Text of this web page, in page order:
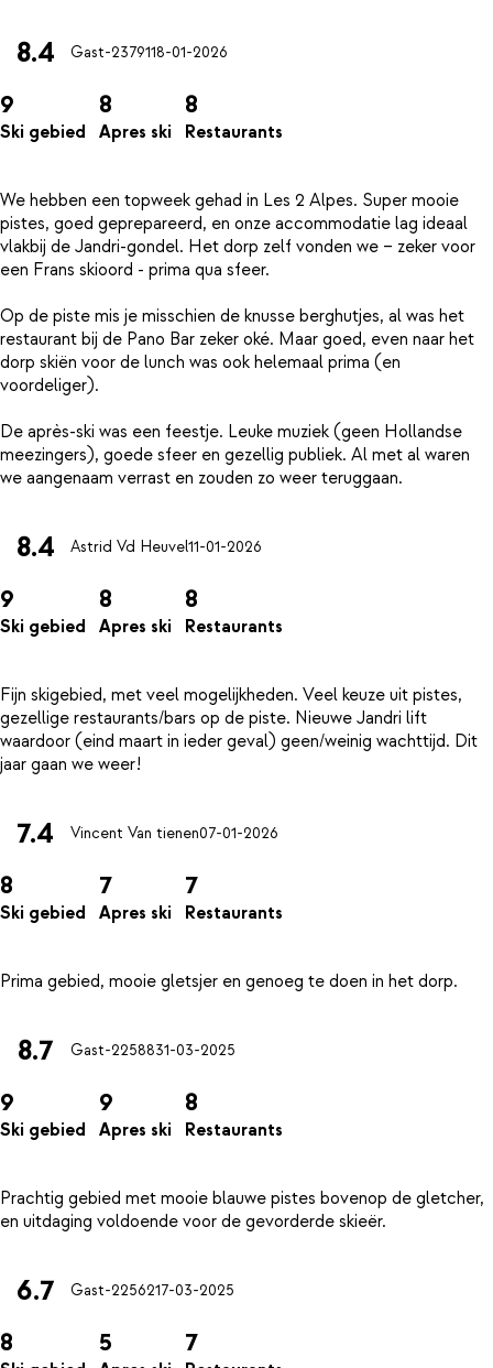
8.4 Gast-2379118-01-2026
9
Ski gebied
8
Apres ski
8
Restaurants
We hebben een topweek gehad in Les 2 Alpes. Super mooie
pistes, goed geprepareerd, en onze accommodatie lag ideaal
vlakbij de Jandri-gondel. Het dorp zelf vonden we – zeker voor
een Frans skioord - prima qua sfeer.
Op de piste mis je misschien de knusse berghutjes, al was het
restaurant bij de Pano Bar zeker oké. Maar goed, even naar het
dorp skiën voor de lunch was ook helemaal prima (en
voordeliger).
De après-ski was een feestje. Leuke muziek (geen Hollandse
meezingers), goede sfeer en gezellig publiek. Al met al waren
8.4 Astrid Vd Heuvel11-01-2026
9
Ski gebied
8
Apres ski
8
Restaurants
Fijn skigebied, met veel mogelijkheden. Veel keuze uit pistes,
gezellige restaurants/bars op de piste. Nieuwe Jandri lift
waardoor (eind maart in ieder geval) geen/weinig wachttijd. Dit
7.4 Vincent Van tienen07-01-2026
8
Ski gebied
7
Apres ski
7
Restaurants
8.7 Gast-2258831-03-2025
9
Ski gebied
9
Apres ski
8
Restaurants
Prachtig gebied met mooie blauwe pistes bovenop de gletcher,
6.7 Gast-2256217-03-2025
8 5 7